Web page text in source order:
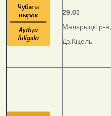
29.03
Маларыцкі р-н,
Дз.Кіцель